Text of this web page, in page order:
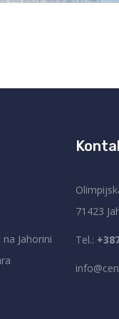
Jahorini
71423
Tel.: